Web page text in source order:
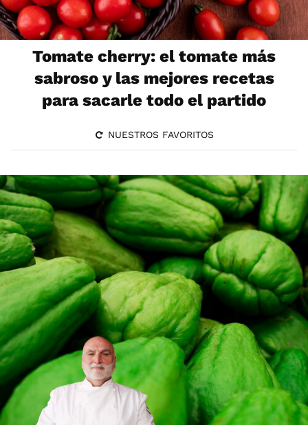
Tomate cherry: el tomate más
sabroso y las mejores recetas
para sacarle todo el partido
NUESTROS FAVORITOS